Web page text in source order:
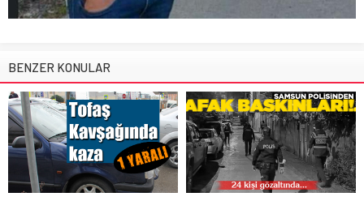
BENZER KONULAR